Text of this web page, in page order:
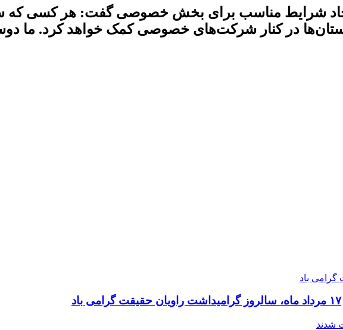
ایجاد شرایط مناسب برای بخش خصوصی گفت: هر کسی که
در کنار شرکت‌های خصوصی کمک خواهد کرد. ما
۱۷ مرداد ماه، سالروز گرامیداشت راویان حقیقت گرامی باد